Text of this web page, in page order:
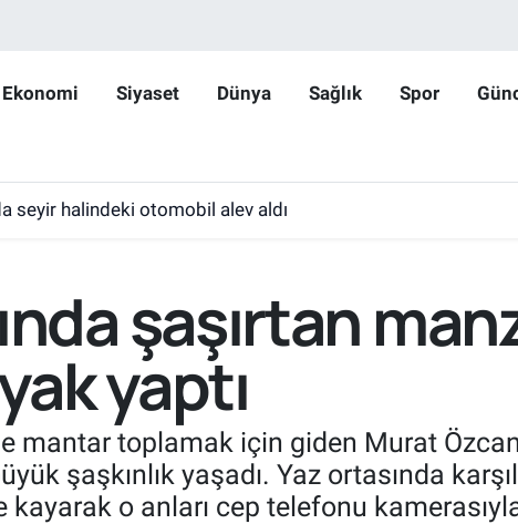
Ekonomi Siyaset Dünya Sağlık Spor
seyir halindeki otomobil alev aldı
şaşırtan
yaptı
mantar toplamak için giden Murat
şaşkınlık yaşadı. Yaz ortasında
kayarak o anları cep telefonu